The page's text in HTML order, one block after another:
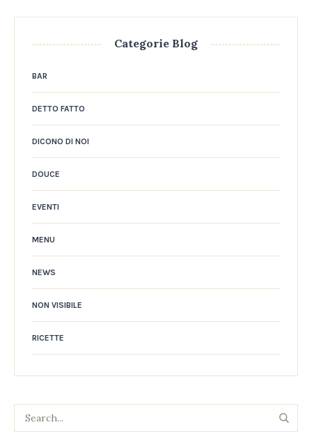
Categorie Blog
BAR
DETTO FATTO
DICONO DI NOI
DOUCE
EVENTI
MENU
NEWS
NON VISIBILE
RICETTE